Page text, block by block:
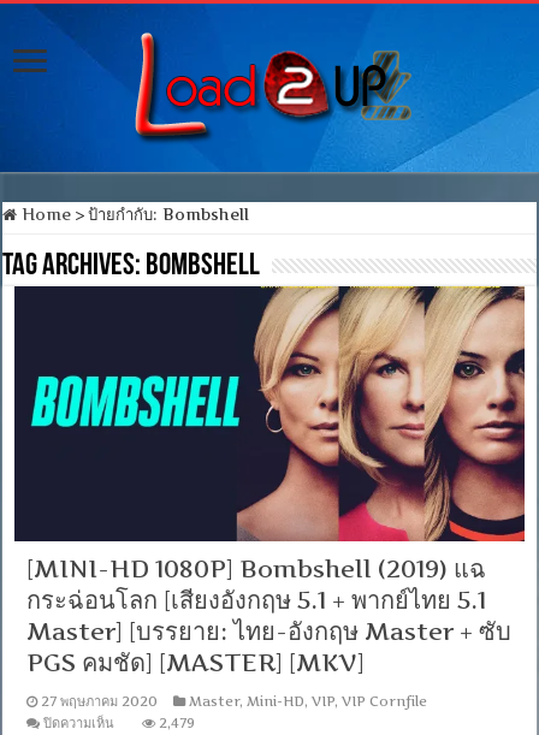
Home > ป้ายกำกับ:Bombshell
Tag Archives: Bombshell
[MINI-HD 1080P] Bombshell (2019) แฉ
กระฉ่อนโลก [เสียงอังกฤษ 5.1 + พากย์ไทย 5.1
Master] [บรรยาย: ไทย-อังกฤษ Master + ซับ
PGS คมชัด] [MASTER] [MKV]
27 พฤษภาคม 2020 Master, Mini-HD,VIP,VIP Cornfile
ปิดความเห็น
2,479